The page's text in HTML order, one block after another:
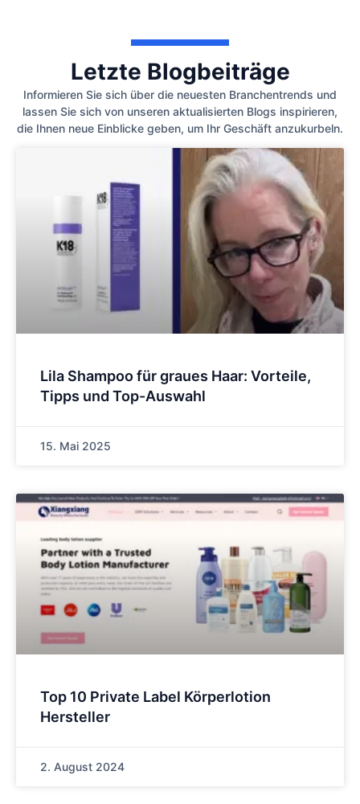
Letzte Blogbeiträge
Informieren Sie sich über die neuesten Branchentrends und
lassen Sie sich von unseren aktualisierten Blogs inspirieren,
die Ihnen neue Einblicke geben, um Ihr Geschäft anzukurbeln.
Lila Shampoo für graues Haar: Vorteile,
Tipps und Top-Auswahl
15. Mai 2025
Top 10 Private Label Körperlotion
Hersteller
2. August 2024